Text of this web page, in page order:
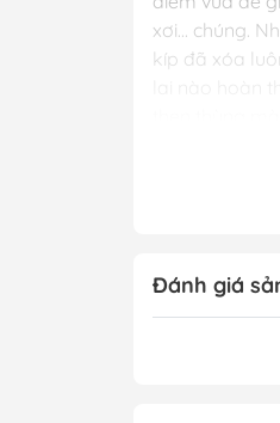
xơi... chúng.
kíp đã xóa
thẹn thùng
Observer
những trải
Gooda tin
Đánh giá